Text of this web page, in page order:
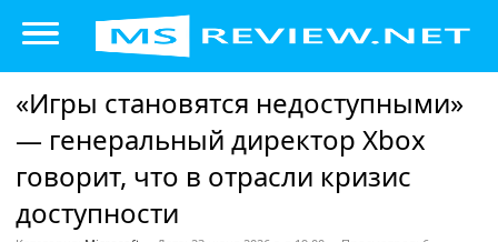
«Игры становятся недоступными»
— генеральный директор Xbox
говорит, что в отрасли кризис
доступности